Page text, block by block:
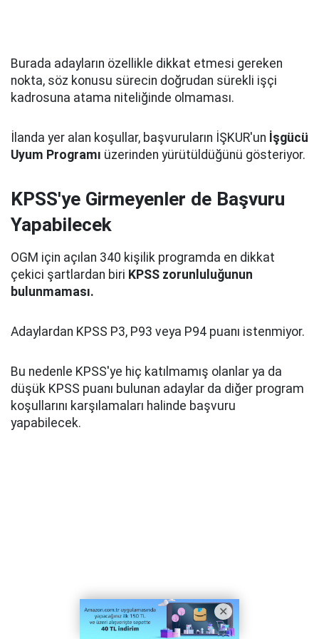
Burada adayların özellikle dikkat etmesi gereken
nokta, söz konusu sürecin doğrudan sürekli işçi
kadrosuna atama niteliğinde olmaması.
İlanda yer alan koşullar, başvuruların İŞKUR'un İşgücü
Uyum Programı üzerinden yürütüldüğünü gösteriyor.
KPSS'ye Girmeyenler de Başvuru
Yapabilecek
OGM için açılan 340 kişilik programda en dikkat
çekici şartlardan biri KPSS zorunluluğunun
bulunmaması.
Adaylardan KPSS P3, P93 veya P94 puanı istenmiyor.
Bu nedenle KPSS'ye hiç katılmamış olanlar ya da
düşük KPSS puanı bulunan adaylar da diğer program
koşullarını karşılamaları halinde başvuru
yapabilecek.